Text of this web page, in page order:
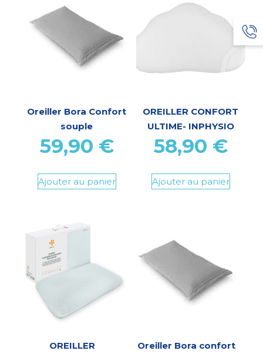
Oreiller Bora Confort
souple
59,90 €
Ajouter au panier
OREILLER CONFORT
ULTIME- INPHYSIO
58,90 €
Ajouter au panier
OREILLER
Oreiller Bora confort